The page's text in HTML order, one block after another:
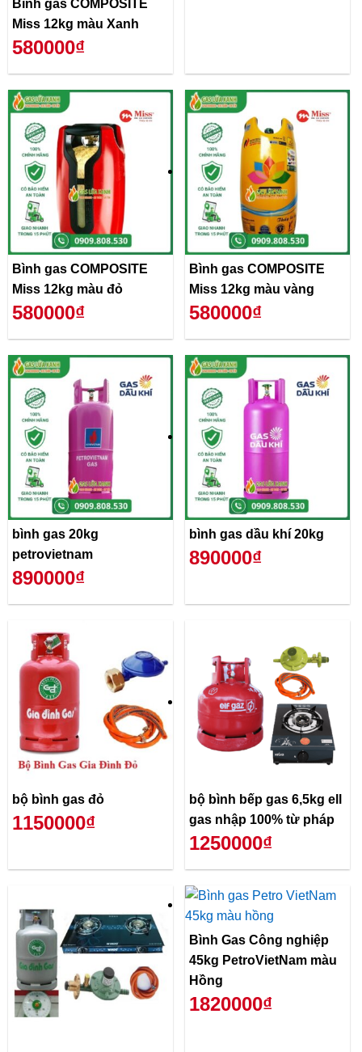
Bình gas COMPOSITE
Miss 12kg màu Xanh
580000₫
Bình gas COMPOSITE
Miss 12kg màu đỏ
580000₫
Bình gas COMPOSITE
Miss 12kg màu vàng
580000₫
bình gas 20kg
petrovietnam
890000₫
bình gas dầu khí 20kg
890000₫
bộ bình gas đỏ
1150000₫
bộ bình bếp gas 6,5kg ell
gas nhập 100% từ pháp
1250000₫
Bình Gas Công nghiệp
45kg PetroVietNam màu
Hồng
1820000₫